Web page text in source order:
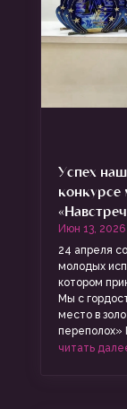
Успех
Июн 13, 2026
24 апреля
молодых
котором
Мы с
место в
переполох»
читать